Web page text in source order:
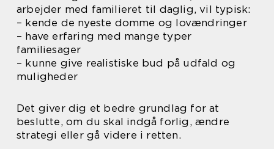
arbejder med familieret til daglig, vil typisk:
– kende de nyeste domme og lovændringer
– have erfaring med mange typer
familiesager
– kunne give realistiske bud på udfald og
muligheder
Det giver dig et bedre grundlag for at
beslutte, om du skal indgå forlig, ændre
strategi eller gå videre i retten.